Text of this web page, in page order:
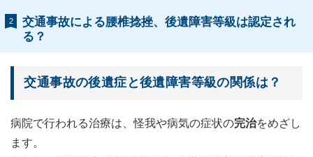
2
交通事故による腰椎捻挫、後遺障害等級は認定され
る？
交通事故の後遺症と後遺障害等級の関係は？
病院で行われる治療は、怪我や病気の症状の完治をめざし
ます。